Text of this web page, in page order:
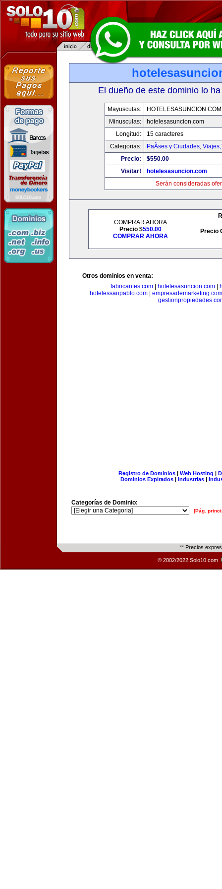
El dueño de este dominio lo
Mayusculas:
HOTELESASUNCION.COM
Minusculas:
hotelesasuncion.com
Longitud:
15 caracteres
Categorias:
PaÃ­ses y Ciudades,
Precio:
$550.00
Visitar!
hotelesasuncion.com
Serán consideradas
COMPRAR AHORA
Precio $550.00
COMPRAR AHORA
Precio
Otros dominios en venta:
fabricantes.com
hotelesasuncion.com
hotelessanpablo.com| empresademarketing.com
Registro de Dominios| Web Hosting |
Dominios Expirados | Industrias |
Categorías de Dominio:
[Pág.
** Precios
© 2002/2022 Solo10.com